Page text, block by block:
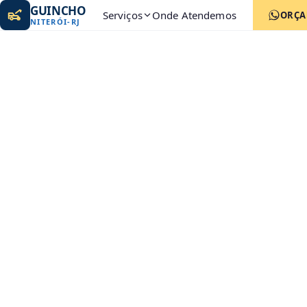
GUINCHO
NITERÓI- RJ Serviços Onde Atendemos